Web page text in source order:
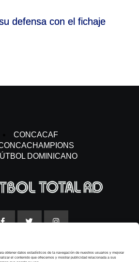
obtener datos estadísticos de la navegación de nuestros usuarios y mejorar
el contenido que ofrecemos y mostrar publicidad relacionada a sus
defensa con el fichaje
CONCACAF
DOMINICANO
AVISO LEGAL